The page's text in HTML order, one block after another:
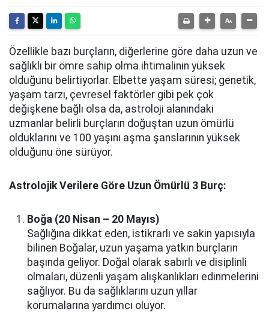
Özellikle bazı burçların, diğerlerine göre daha uzun ve
sağlıklı bir ömre sahip olma ihtimalinin yüksek
olduğunu belirtiyorlar. Elbette yaşam süresi; genetik,
yaşam tarzı, çevresel faktörler gibi pek çok
değişkene bağlı olsa da, astroloji alanındaki
uzmanlar belirli burçların doğuştan uzun ömürlü
olduklarını ve 100 yaşını aşma şanslarının yüksek
olduğunu öne sürüyor.
Astrolojik Verilere Göre Uzun Ömürlü 3 Burç:
Boğa (20 Nisan – 20 Mayıs)
Sağlığına dikkat eden, istikrarlı ve sakin yapısıyla
bilinen Boğalar, uzun yaşama yatkın burçların
başında geliyor. Doğal olarak sabırlı ve disiplinli
olmaları, düzenli yaşam alışkanlıkları edinmelerini
sağlıyor. Bu da sağlıklarını uzun yıllar
korumalarına yardımcı oluyor.